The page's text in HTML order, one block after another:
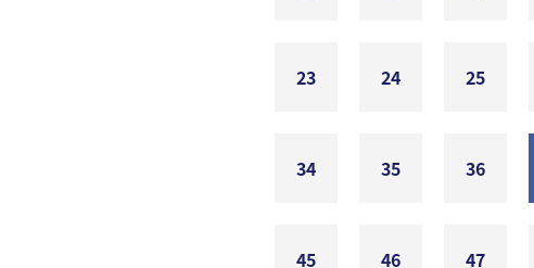
23 24 25
34 35 36
45 46 47